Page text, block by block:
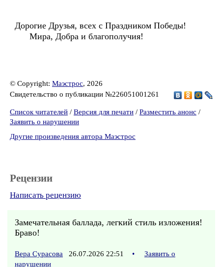
Дорогие Друзья, всех с Праздником Победы!
Мира, Добра и благополучия!
© Copyright: Маэстрос, 2026
Свидетельство о публикации №226051001261
Список читателей / Версия для печати / Разместить анонс /
Заявить о нарушении
Другие произведения автора Маэстрос
Рецензии
Написать рецензию
Замечательная баллада, легкий стиль изложения!
Браво!
Вера Сурасова 26.07.2026 22:51 •
Заявить о
нарушении